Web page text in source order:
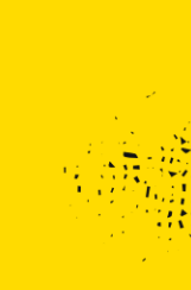
ARENA GDAŃSK/
DEMO WARSZAWA
KOPALNIA
TWIERDZA
BAŁTÓW 24/
WARSZAWA